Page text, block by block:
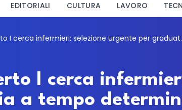
EDITORIALI CULTURA LAVORO
Pordenone, l'ASP
I cerca
a tempo